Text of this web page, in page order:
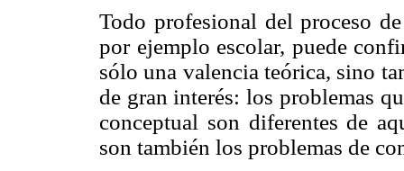
Todo profesional del proceso
por ejemplo escolar, puede
sólo una valencia teórica, sino
de gran interés: los problemas
conceptual son diferentes de
son también los problemas de